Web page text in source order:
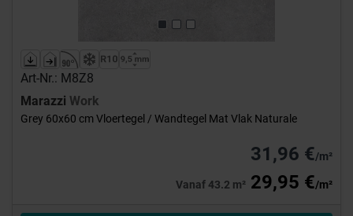
Art-Nr.: M8Z8
Marazzi Work
Grey 60x60 cm Vloertegel / Wandtegel Mat Vlak Naturale
31,96 €/m²
Vanaf 43.2 m² 29,95 €/m²